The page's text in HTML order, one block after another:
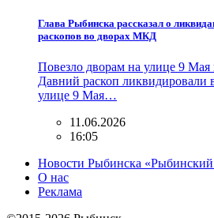
Глава Рыбинска рассказал о
раскопов во дворах МКД
Повезло дворам на улице 9
Давний раскоп
улице 9 Мая…
11.06.2026
16:05
Новости Рыбинска
О нас
Реклама